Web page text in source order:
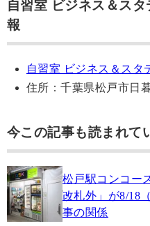
自習室 ビジネス＆ス
報
自習室 ビジネス＆スタ
住所：千葉県松戸市日
今この記事も読まれて
松戸駅コンコー
改札外」が8/18
事の関係